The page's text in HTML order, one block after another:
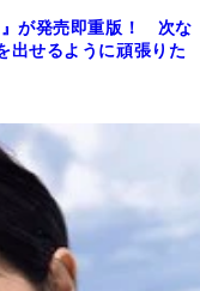
』が発売即重版！ 次な
出せるように頑張りた